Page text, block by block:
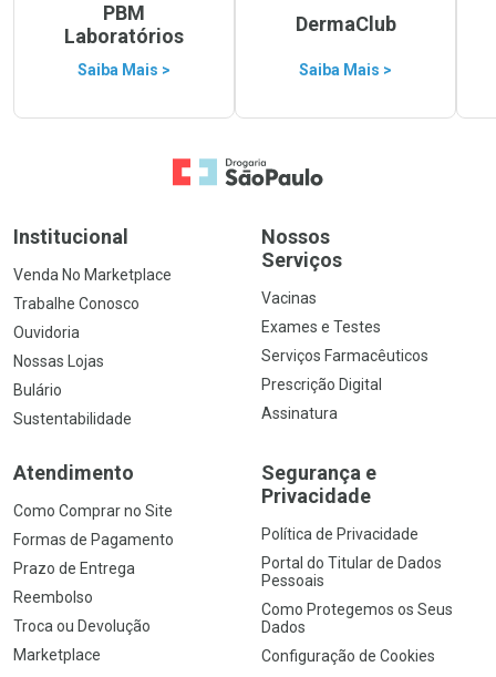
PBM
Laboratórios
Saiba Mais >
DermaClub
Saiba Mais >
Ir para a Home
Institucional
Venda No Marketplace
Trabalhe Conosco
Ouvidoria
Nossas Lojas
Bulário
Sustentabilidade
Nossos
Serviços
Vacinas
Exames e Testes
Serviços Farmacêuticos
Prescrição Digital
Assinatura
Atendimento
Como Comprar no Site
Formas de Pagamento
Prazo de Entrega
Reembolso
Troca ou Devolução
Marketplace
Segurança e
Privacidade
Política de Privacidade
Portal do Titular de Dados
Pessoais
Como Protegemos os Seus
Dados
Configuração de Cookies